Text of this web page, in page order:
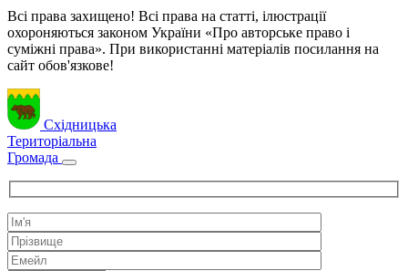
Всі права захищено! Всі права на статті, ілюстрації
охороняються законом України «Про авторське право і
суміжні права». При використанні матеріалів посилання на
сайт обов'язкове!
Східницька
Територіальна
Громада